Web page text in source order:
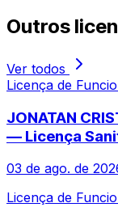
Outros
Ver todos
Licença de
JONATAN
— Licença
03 de ago. de
Licença de